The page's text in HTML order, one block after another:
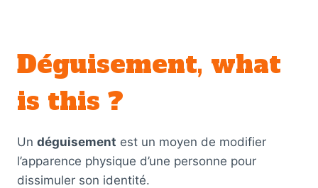
Déguisement, what
is this ?
Un déguisement est un moyen de modifier
l’apparence physique d’une personne pour
dissimuler son identité.